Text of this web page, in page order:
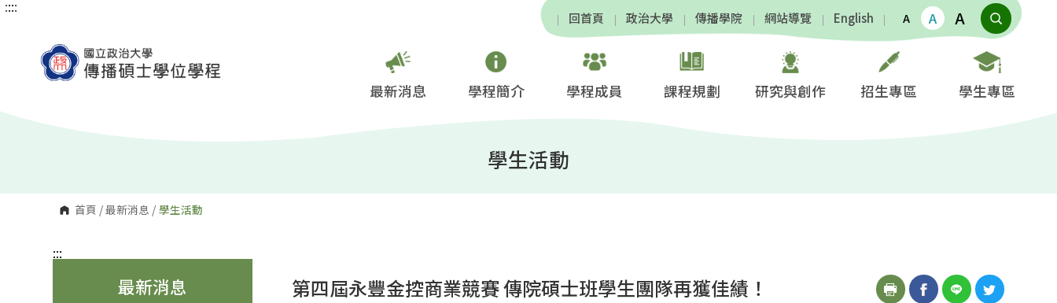
跳
:::
回首頁 政治大學 傳播學院 網站導覽 English A A A
最新消息 學程簡介 學程成員 課程規劃 研究與創作 招生專區 學生專區
學生活動
首頁 /最新消息 / 學生活動
:::
最新消息
:::
第四屆永豐金控商業競賽 傳院碩士班學生團隊再獲佳績！